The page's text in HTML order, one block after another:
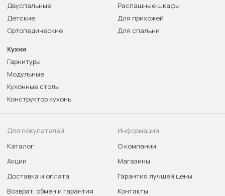
Двуспальные
Детские
Ортопедические
Распашные шкафы
Для прихожей
Для спальни
Кухни
Гарнитуры
Модульные
Кухонные столы
Конструктор кухонь
Для покупателей
Каталог
Акции
Доставка и оплата
Возврат, обмен и гарантия
Информация
О компании
Магазины
Гарантия лучшей цены
Контакты